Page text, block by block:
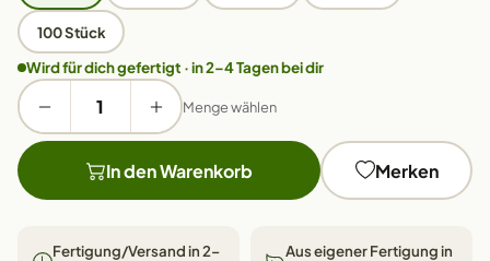
100 Stück
Wird für dich gefertigt · in 2–4 Tagen bei dir
Menge wählen
In den Warenkorb Merken
Fertigung/Versand in 2–
Aus eigener Fertigung in